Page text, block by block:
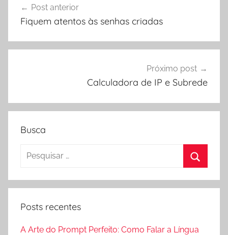
de
Post anterior
Fiquem atentos às senhas criadas
Próximo post
Calculadora de IP e Subrede
Busca
Pesquisar
Posts recentes
A Arte do Prompt Perfeito: Como Falar a Língua